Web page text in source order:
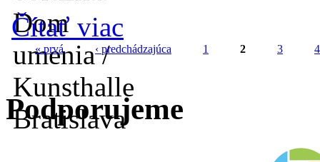
Čítať viac
Stránky
« prvá ‹ predchádzajúca 1 2 3 4
Podporujeme